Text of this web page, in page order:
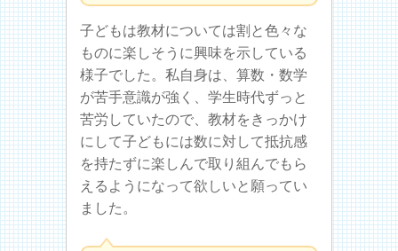
子どもは教材については割と色々な
ものに楽しそうに興味を示している
様子でした。私自身は、算数・数学
が苦手意識が強く、学生時代ずっと
苦労していたので、教材をきっかけ
にして子どもには数に対して抵抗感
を持たずに楽しんで取り組んでもら
えるようになって欲しいと願ってい
ました。